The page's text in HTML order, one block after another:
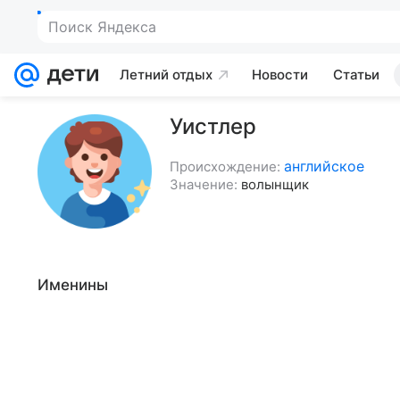
Поиск Яндекса
Летний отдых Новости Статьи
Уистлер
Происхождение: английское
Значение: волынщик
Именины